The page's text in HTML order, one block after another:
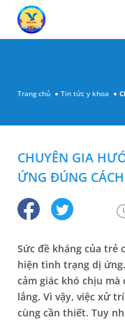
Trang chủ Tin tức y khoa
CHUYÊN GIA
ỨNG ĐÚNG CÁCH
Sức đề kháng của trẻ
hiện tình trạng dị
cảm giác khó chịu
lắng. Vì vậy, việc xử
cùng cần thiết. Tuy